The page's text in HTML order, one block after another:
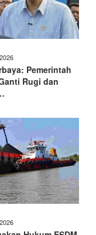
Pemerintah
Rugi dan